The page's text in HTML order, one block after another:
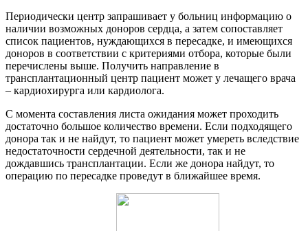
Периодически центр запрашивает у больниц информацию о
наличии возможных доноров сердца, а затем сопоставляет
список пациентов, нуждающихся в пересадке, и имеющихся
доноров в соответствии с критериями отбора, которые были
перечислены выше. Получить направление в
трансплантационный центр пациент может у лечащего врача
– кардиохирурга или кардиолога.
С момента составления листа ожидания может проходить
достаточно большое количество времени. Если подходящего
донора так и не найдут, то пациент может умереть вследствие
недостаточности сердечной деятельности, так и не
дождавшись трансплантации. Если же донора найдут, то
операцию по пересадке проведут в ближайшее время.